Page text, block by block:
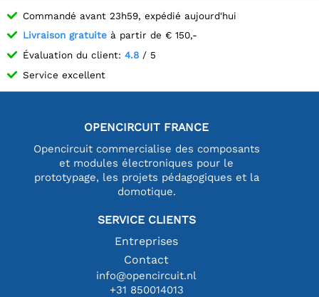
Commandé avant 23h59, expédié aujourd'hui
Livraison gratuite à partir de € 150,-
Évaluation du client: 4.8 / 5
Service excellent
OPENCIRCUIT FRANCE
Opencircuit commercialise des composants
et modules électroniques pour le
prototypage, les projets pédagogiques et la
domotique.
SERVICE CLIENTS
Entreprises
Contact
info@opencircuit.nl
+31 850014013